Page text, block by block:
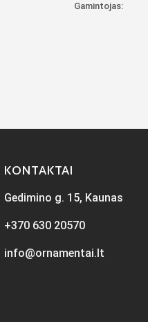
Gamintojas:
KONTAKTAI
Gedimino g. 15, Kaunas
+370 630 20570
info@ornamentai.lt